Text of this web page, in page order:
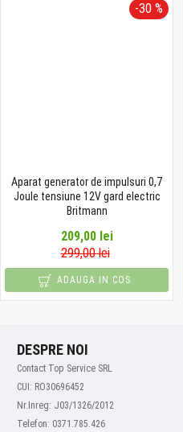
-30 %
Aparat generator de impulsuri 0,7
Joule tensiune 12V gard electric
Britmann
209,00 lei
299,00 lei
ADAUGA IN COS
DESPRE NOI
Contact Top Service SRL
CUI: RO30696452
Nr.Inreg: J03/1326/2012
Telefon: 0371.785.426